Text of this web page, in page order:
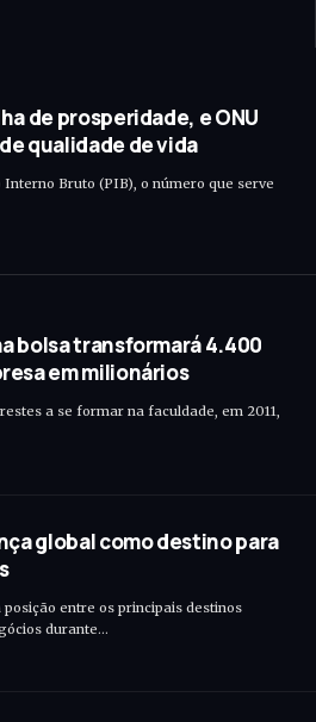
de prosperidade, e ONU
qualidade de vida
Bruto (PIB), o número que serve
bolsa transformará 4.400
em milionários
a se formar na faculdade, em 2011,
global como destino para
entre os principais destinos
durante…